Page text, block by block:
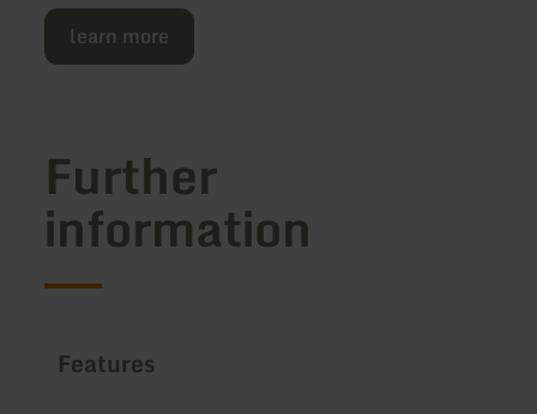
learn more
Further
information
Features